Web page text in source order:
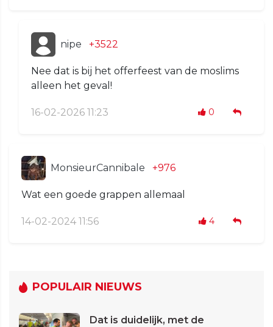
nipe +3522
Nee dat is bij het offerfeest van de moslims
alleen het geval!
16-02-2026 11:23 0
MonsieurCannibale +976
Wat een goede grappen allemaal
14-02-2024 11:56 4
POPULAIR NIEUWS
Dat is duidelijk, met de